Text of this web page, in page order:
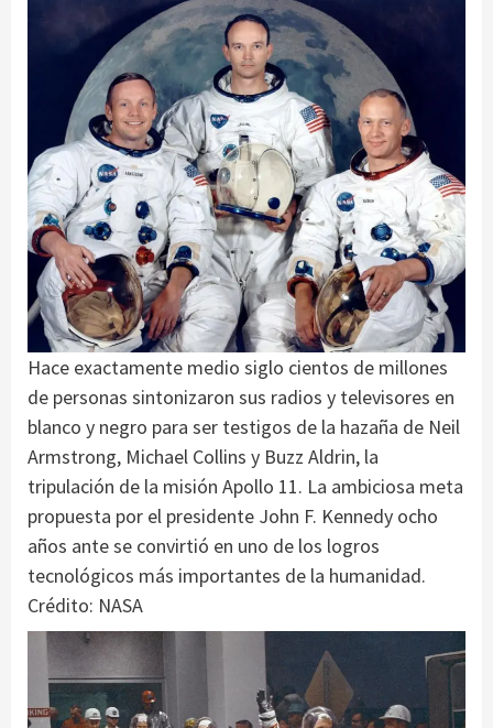
Hace exactamente medio siglo cientos de millones
de personas sintonizaron sus radios y televisores en
blanco y negro para ser testigos de la hazaña de Neil
Armstrong, Michael Collins y Buzz Aldrin, la
tripulación de la misión Apollo 11. La ambiciosa meta
propuesta por el presidente John F. Kennedy ocho
años ante se convirtió en uno de los logros
tecnológicos más importantes de la humanidad.
Crédito: NASA